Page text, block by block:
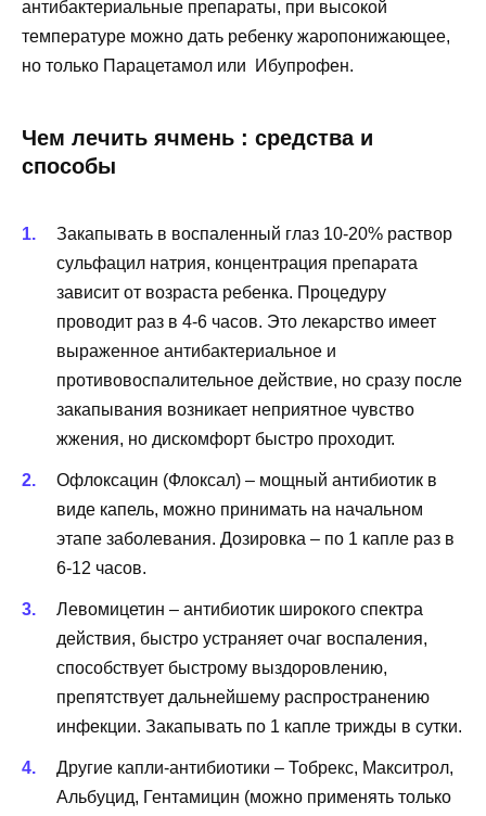
антибактериальные препараты, при высокой
температуре можно дать ребенку жаропонижающее,
но только Парацетамол или Ибупрофен.
Чем лечить ячмень : средства и
способы
Закапывать в воспаленный глаз 10-20% раствор
сульфацил натрия, концентрация препарата
зависит от возраста ребенка. Процедуру
проводит раз в 4-6 часов. Это лекарство имеет
выраженное антибактериальное и
противовоспалительное действие, но сразу после
закапывания возникает неприятное чувство
жжения, но дискомфорт быстро проходит.
Офлоксацин (Флоксал) – мощный антибиотик в
виде капель, можно принимать на начальном
этапе заболевания. Дозировка – по 1 капле раз в
6-12 часов.
Левомицетин – антибиотик широкого спектра
действия, быстро устраняет очаг воспаления,
способствует быстрому выздоровлению,
препятствует дальнейшему распространению
инфекции. Закапывать по 1 капле трижды в сутки.
Другие капли-антибиотики – Тобрекс, Макситрол,
Альбуцид, Гентамицин (можно применять только